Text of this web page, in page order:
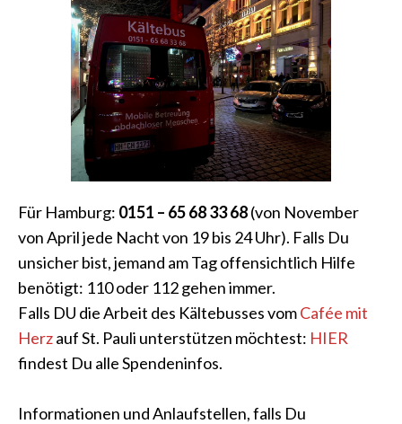
Für Hamburg: 0151 – 65 68 33 68(von November
von April jede Nacht von 19 bis 24 Uhr). Falls Du
unsicher bist, jemand am Tag offensichtlich Hilfe
benötigt: 110 oder 112 gehen immer.
Falls DU die Arbeit des Kältebusses vomCafée mit
Herzauf St. Pauli unterstützen möchtest: HIER
findest Du alle Spendeninfos.
Informationen und Anlaufstellen, falls Du